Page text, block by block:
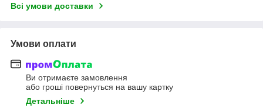
Всі умови доставки
Умови оплати
Ви отримаєте замовлення
або гроші повернуться на вашу картку
Детальніше